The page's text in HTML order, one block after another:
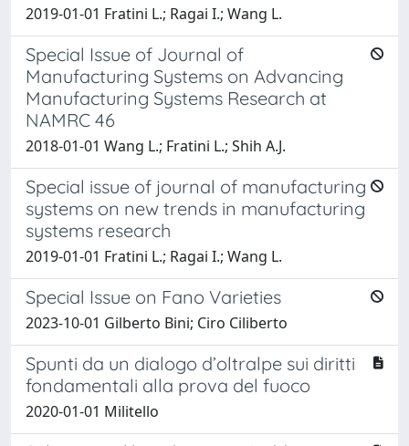
2019-01-01 Fratini L.; Ragai I.; Wang L.
Special Issue of Journal of
Manufacturing Systems on Advancing
Manufacturing Systems Research at
NAMRC 46
2018-01-01 Wang L.; Fratini L.; Shih A.J.
Special issue of journal of manufacturing
systems on new trends in manufacturing
systems research
2019-01-01 Fratini L.; Ragai I.; Wang L.
Special Issue on Fano Varieties
2023-10-01 Gilberto Bini; Ciro Ciliberto
Spunti da un dialogo d’oltralpe sui diritti
fondamentali alla prova del fuoco
2020-01-01 Militello